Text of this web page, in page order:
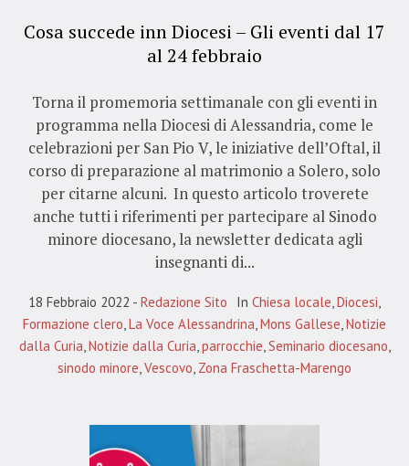
Cosa succede inn Diocesi – Gli eventi dal 17
al 24 febbraio
Torna il promemoria settimanale con gli eventi in
programma nella Diocesi di Alessandria, come le
celebrazioni per San Pio V, le iniziative dell’Oftal, il
corso di preparazione al matrimonio a Solero, solo
per citarne alcuni. In questo articolo troverete
anche tutti i riferimenti per partecipare al Sinodo
minore diocesano, la newsletter dedicata agli
insegnanti di...
18 Febbraio 2022 Redazione Sito In Chiesa locale Diocesi
Formazione clero La Voce Alessandrina Mons Gallese Notizie
dalla Curia Notizie dalla Curia parrocchie Seminario diocesano
sinodo minore Vescovo Zona Fraschetta-Marengo